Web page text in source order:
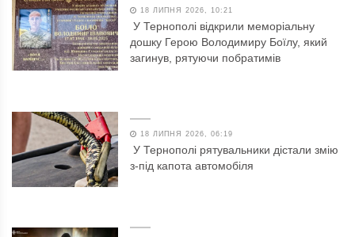
18 ЛИПНЯ 2026, 10:21
У Тернополі відкрили меморіальну
дошку Герою Володимиру Боїлу, який
загинув, рятуючи побратимів
18 ЛИПНЯ 2026, 06:19
У Тернополі рятувальники дістали змію
з-під капота автомобіля